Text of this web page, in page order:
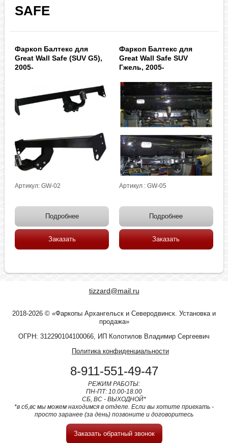
SAFE
Фаркоп Балтекс для
Great Wall Safe (SUV G5),
2005-
Артикул: GW-02
Подробнее
Заказать
Фаркоп Балтекс для
Great Wall Safe SUV
Гжель, 2005-
Артикул : GW-05
Подробнее
Заказать
tizzard@mail.ru
2018-2026 © «Фаркопы Архангельск и Северодвинск. Установка и
продажа»
ОГРН: 312290104100066, ИП Колотилов Владимир Сергеевич
Политика конфиденциальности
8-911-551-49-47
РЕЖИМ РАБОТЫ:
ПН-ПТ: 10.00-18.00
СБ, ВС - ВЫХОДНОЙ*
*в сб,вс мы можем находимся в отделе. Если вы хотите приехать -
просто заранее (за день) позвоните и договоритесь
Заказать обратный звонок